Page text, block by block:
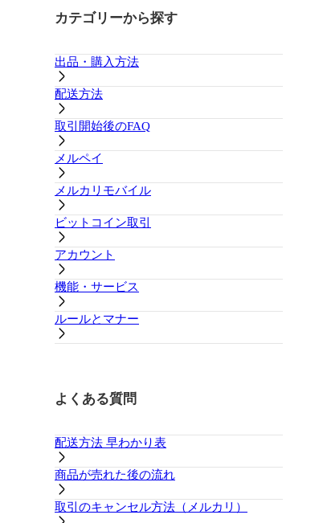
カテゴリーから探す
出品・購入方法
配送方法
取引開始後のFAQ
メルペイ
メルカリモバイル
ビットコイン取引
アカウント
機能・サービス
ルールとマナー
よくある質問
配送方法 早わかり表
商品が売れた後の流れ
取引のキャンセル方法（メルカリ）